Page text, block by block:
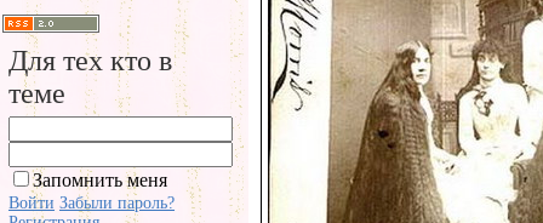
Для тех кто в
теме
Запомнить меня
Войти Забыли пароль?